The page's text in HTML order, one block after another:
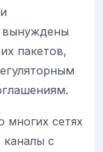
вынуждены
пакетов,
многих сетях
с